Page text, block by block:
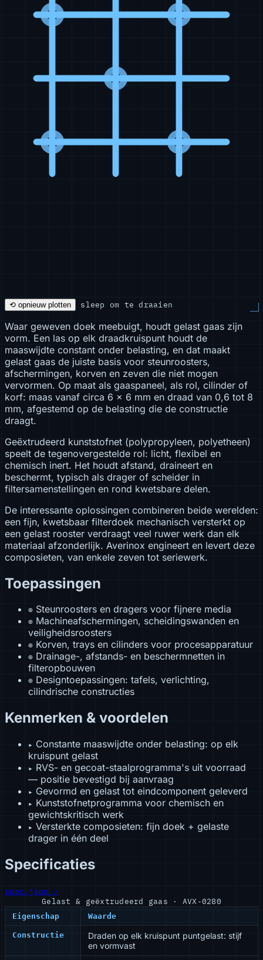
⟲ opnieuw plotten sleep om te draaien
Waar geweven doek meebuigt, houdt gelast gaas zijn
vorm. Een las op elk draadkruispunt houdt de
maaswijdte constant onder belasting, en dat maakt
gelast gaas de juiste basis voor steunroosters,
afschermingen, korven en zeven die niet mogen
vervormen. Op maat als gaaspaneel, als rol, cilinder of
korf: maas vanaf circa 6 × 6 mm en draad van 0,6 tot 8
mm, afgestemd op de belasting die de constructie
draagt.
Geëxtrudeerd kunststofnet (polypropyleen, polyetheen)
speelt de tegenovergestelde rol: licht, flexibel en
chemisch inert. Het houdt afstand, draineert en
beschermt, typisch als drager of scheider in
filtersamenstellingen en rond kwetsbare delen.
De interessante oplossingen combineren beide werelden:
een fijn, kwetsbaar filterdoek mechanisch versterkt op
een gelast rooster verdraagt veel ruwer werk dan elk
materiaal afzonderlijk. Averinox engineert en levert deze
composieten, van enkele zeven tot seriewerk.
Toepassingen
⊕ Steunroosters en dragers voor fijnere media
⊕ Machineafschermingen, scheidingswanden en
veiligheidsroosters
⊕ Korven, trays en cilinders voor procesapparatuur
⊕ Drainage-, afstands- en beschermnetten in
filteropbouwen
⊕ Designtoepassingen: tafels, verlichting,
cilindrische constructies
Kenmerken & voordelen
▸ Constante maaswijdte onder belasting: op elk
kruispunt gelast
▸ RVS- en gecoat-staalprogramma's uit voorraad
— positie bevestigd bij aanvraag
▸ Gevormd en gelast tot eindcomponent geleverd
▸ Kunststofnetprogramma voor chemisch en
gewichtskritisch werk
▸ Versterkte composieten: fijn doek + gelaste
drager in één deel
Specificaties
spec.json ↗
Gelast & geëxtrudeerd gaas · AVX-0280
Eigenschap Waarde
Constructie
Draden op elk kruispunt puntgelast: stijf
en vormvast